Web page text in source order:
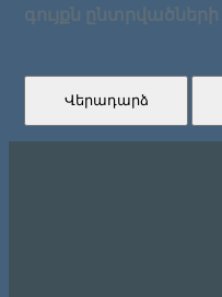
գույքն
Վերադարձ